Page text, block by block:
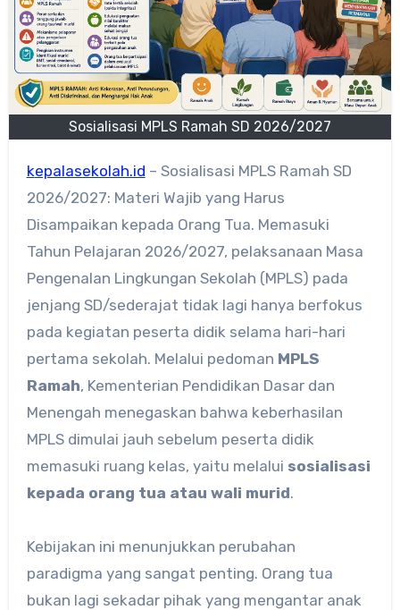
Sosialisasi MPLS Ramah SD 2026/2027
kepalasekolah.id – Sosialisasi MPLS Ramah SD
2026/2027: Materi Wajib yang Harus
Disampaikan kepada Orang Tua. Memasuki
Tahun Pelajaran 2026/2027, pelaksanaan Masa
Pengenalan Lingkungan Sekolah (MPLS) pada
jenjang SD/sederajat tidak lagi hanya berfokus
pada kegiatan peserta didik selama hari-hari
pertama sekolah. Melalui pedoman MPLS
Ramah, Kementerian Pendidikan Dasar dan
Menengah menegaskan bahwa keberhasilan
MPLS dimulai jauh sebelum peserta didik
memasuki ruang kelas, yaitu melalui sosialisasi
kepada orang tua atau wali murid.
Kebijakan ini menunjukkan perubahan
paradigma yang sangat penting. Orang tua
bukan lagi sekadar pihak yang mengantar anak